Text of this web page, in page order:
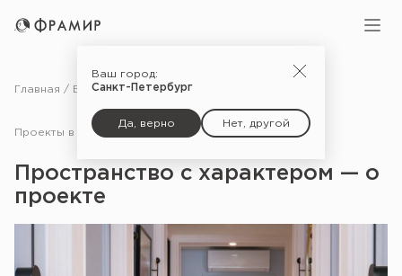
Ваш город:
Санкт-Петербург
Да, верно Нет, другой
Главная Блог Проекты в СМИ
Проекты в СМИ
Пространство с характером — о
проекте